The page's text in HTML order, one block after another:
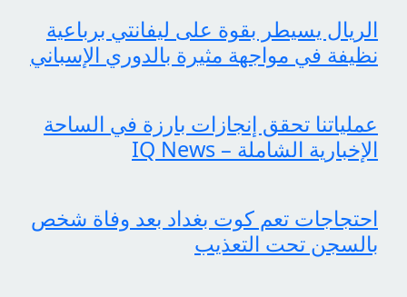
الريال يسيطر بقوة على ليفانتي برباعية
نظيفة في مواجهة مثيرة بالدوري الإسباني
عملياتنا تحقق إنجازات بارزة في الساحة
الإخبارية الشاملة – IQ News
احتجاجات تعم كوت بغداد بعد وفاة شخص
بالسجن تحت التعذيب